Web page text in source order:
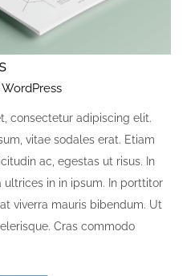
WordPress
consectetur adipiscing elit.
vitae sodales erat. Etiam
ac, egestas ut risus. In
in in ipsum. In porttitor
viverra mauris bibendum. Ut
Cras commodo